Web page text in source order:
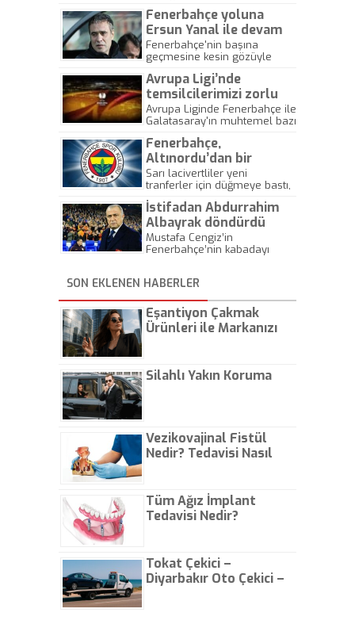
hissedilen 6.8 büyüklüğünden
depremin ardından
seferberlik ilan etti.
Fenerbahçe yoluna
Ersun Yanal ile devam
edecek
Fenerbahçe'nin başına
geçmesine kesin gözüyle
12 milyon TL kazanacak.
Avrupa Ligi’nde
temsilcilerimizi zorlu
rakipler bekliyor
Avrupa Liginde Fenerbahçe ile
Galatasaray'ın muhtemel bazı
muhtemel rakipleri ise,
Malmö maçından sonra belli
olacak.
Fenerbahçe,
Altınordu’dan bir
transfer daha
gerçekleştirdi
Sarı lacivertliler yeni
tranferler için düğmeye bastı,
ilk transferi de gerçekleştirdi.
İstifadan Abdurrahim
Albayrak döndürdü
Mustafa Cengiz’in
Fenerbahçe’nin kabadayı
Fatih Terim’in gemileri yaktığı
iddia edildi. İstifa kararı alan
başarılı teknik adamın Cengiz
ve Albayrak'ın 4 saatlik büyük
uğraşı sonrası kararından
SON EKLENEN HABERLER
Eşantiyon Çakmak
Ürünleri ile Markanızı
Silahlı Yakın Koruma
Vezikovajinal Fistül
Nedir? Tedavisi Nasıl
Tüm Ağız İmplant
Tedavisi Nedir?
Tokat Çekici –
Diyarbakır Oto Çekici –